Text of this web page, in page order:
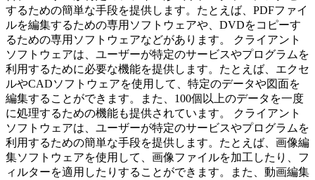
するための簡単な手段を提供します。たとえば、PDFファイ
ルを編集するための専用ソフトウェアや、DVDをコピーす
るための専用ソフトウェアなどがあります。 クライアント
ソフトウェアは、ユーザーが特定のサービスやプログラムを
利用するために必要な機能を提供します。たとえば、エクセ
ルやCADソフトウェアを使用して、特定のデータや図面を
編集することができます。また、100個以上のデータを一度
に処理するための機能も提供されています。 クライアント
ソフトウェアは、ユーザーが特定のサービスやプログラムを
利用するための簡単な手段を提供します。たとえば、画像編
集ソフトウェアを使用して、画像ファイルを加工したり、フ
ィルターを適用したりすることができます。また、動画編集